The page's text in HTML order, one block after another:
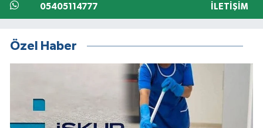
05405114777 İLETIŞIM
Özel Haber